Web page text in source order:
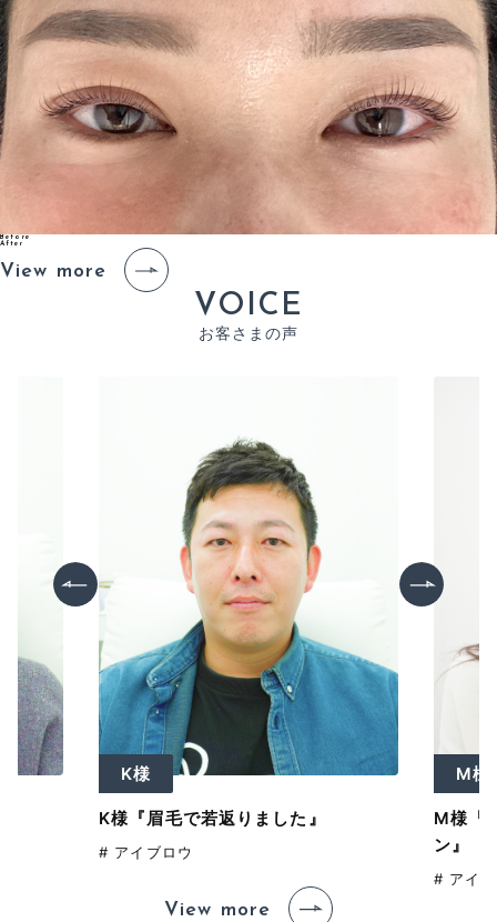
Before
After
View more
VO IC E
お客さ まの声
K様
K様『眉毛で若返りました』
# アイブロウ
M様
M様『
ン』
# アイ
View more